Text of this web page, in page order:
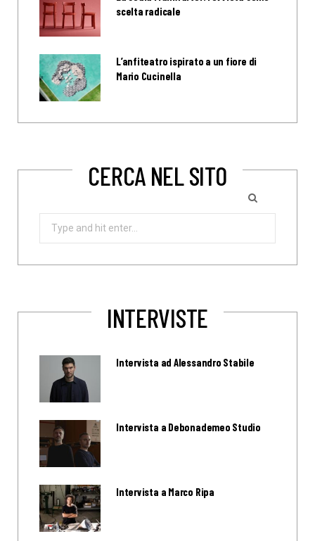
scelta radicale
L’anfiteatro ispirato a un fiore di
Mario Cucinella
CERCA NEL SITO
Search
INTERVISTE
Intervista ad Alessandro Stabile
Intervista a Debonademeo Studio
Intervista a Marco Ripa